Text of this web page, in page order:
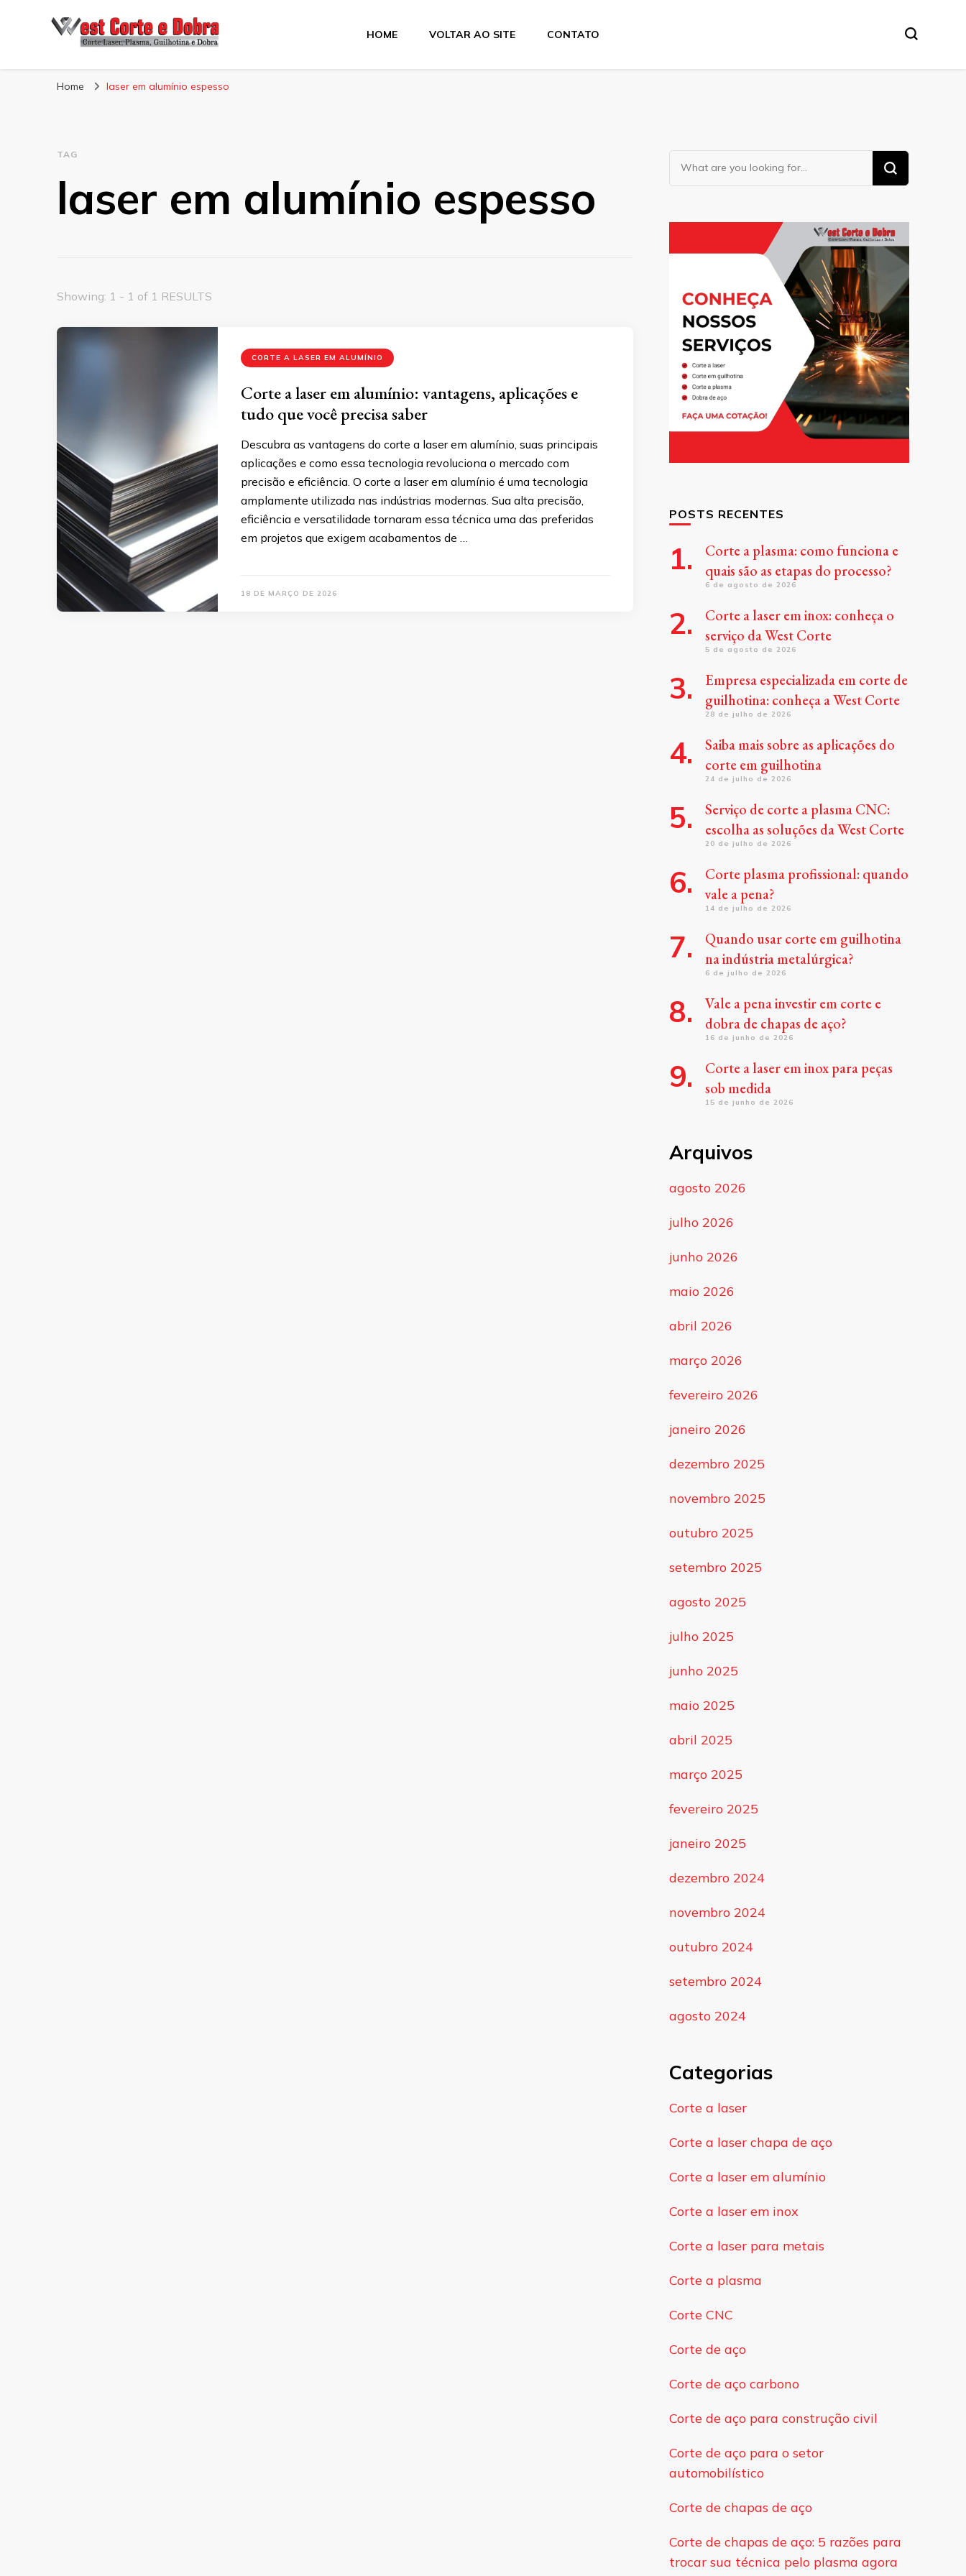
Blog West Corte e Dobra
HOME VOLTAR AO SITE CONTATO
Home laser em alumínio espesso
TAG
laser em alumínio espesso
Showing: 1 - 1 of 1 RESULTS
CORTE A LASER EM ALUMÍNIO
Corte a laser em alumínio: vantagens, aplicações e
tudo que você precisa saber
Descubra as vantagens do corte a laser em alumínio, suas principais
aplicações e como essa tecnologia revoluciona o mercado com
precisão e eficiência. O corte a laser em alumínio é uma tecnologia
amplamente utilizada nas indústrias modernas. Sua alta precisão,
eficiência e versatilidade tornaram essa técnica uma das preferidas
em projetos que exigem acabamentos de …
18 DE MARÇO DE 2026
Looking
for
POSTS RECENTES
Corte a plasma: como funciona e
quais são as etapas do processo?
6 de agosto de 2026
Corte a laser em inox: conheça o
serviço da West Corte
5 de agosto de 2026
Empresa especializada em corte de
guilhotina: conheça a West Corte
28 de julho de 2026
Saiba mais sobre as aplicações do
corte em guilhotina
24 de julho de 2026
Serviço de corte a plasma CNC:
escolha as soluções da West Corte
20 de julho de 2026
Corte plasma profissional: quando
vale a pena?
14 de julho de 2026
Quando usar corte em guilhotina
na indústria metalúrgica?
6 de julho de 2026
Vale a pena investir em corte e
dobra de chapas de aço?
16 de junho de 2026
Corte a laser em inox para peças
sob medida
15 de junho de 2026
Arquivos
agosto 2026
julho 2026
junho 2026
maio 2026
abril 2026
março 2026
fevereiro 2026
janeiro 2026
dezembro 2025
novembro 2025
outubro 2025
setembro 2025
agosto 2025
julho 2025
junho 2025
maio 2025
abril 2025
março 2025
fevereiro 2025
janeiro 2025
dezembro 2024
novembro 2024
outubro 2024
setembro 2024
agosto 2024
Categorias
Corte a laser
Corte a laser chapa de aço
Corte a laser em alumínio
Corte a laser em inox
Corte a laser para metais
Corte a plasma
Corte CNC
Corte de aço
Corte de aço carbono
Corte de aço para construção civil
Corte de aço para o setor
automobilístico
Corte de chapas de aço
Corte de chapas de aço: 5 razões para
trocar sua técnica pelo plasma agora